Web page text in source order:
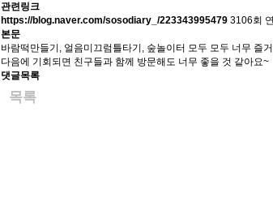
관련링크
https://blog.naver.com/sosodiary_/223343995479 3106회
본문
바람떡만들기, 얼음미끄럼틀타기, 숲놀이터 모두 모두 너무 즐
다음에 기회되면 친구들과 함께 방문해도 너무 좋을 것 같아요~
댓글목록
목록